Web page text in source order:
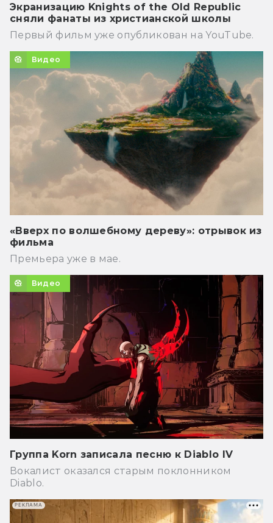
Экранизацию Knights of the Old Republic
сняли фанаты из христианской школы
Первый фильм уже опубликован на YouTube.
Видео
«Вверх по волшебному дереву»: отрывок из
фильма
Премьера уже в мае.
Видео
Группа Korn записала песню к Diablo IV
Вокалист оказался старым поклонником
Diablo.
РЕКЛАМА